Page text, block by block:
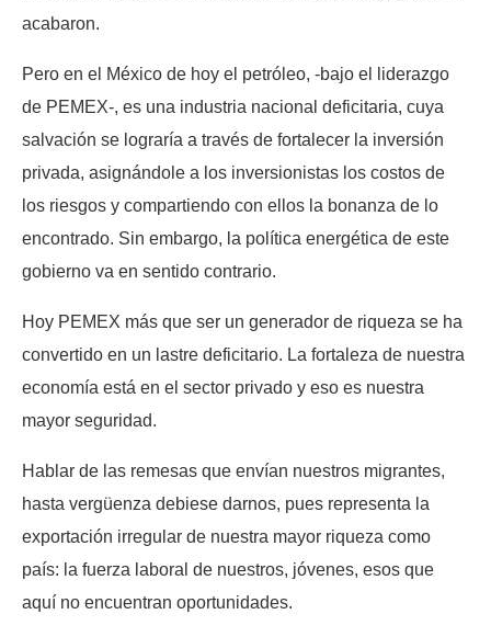
acabaron.
Pero en el México de hoy el petróleo, -bajo el liderazgo
de PEMEX-, es una industria nacional deficitaria, cuya
salvación se lograría a través de fortalecer la inversión
privada, asignándole a los inversionistas los costos de
los riesgos y compartiendo con ellos la bonanza de lo
encontrado. Sin embargo, la política energética de este
gobierno va en sentido contrario.
Hoy PEMEX más que ser un generador de riqueza se ha
convertido en un lastre deficitario. La fortaleza de nuestra
economía está en el sector privado y eso es nuestra
mayor seguridad.
Hablar de las remesas que envían nuestros migrantes,
hasta vergüenza debiese darnos, pues representa la
exportación irregular de nuestra mayor riqueza como
país: la fuerza laboral de nuestros, jóvenes, esos que
aquí no encuentran oportunidades.